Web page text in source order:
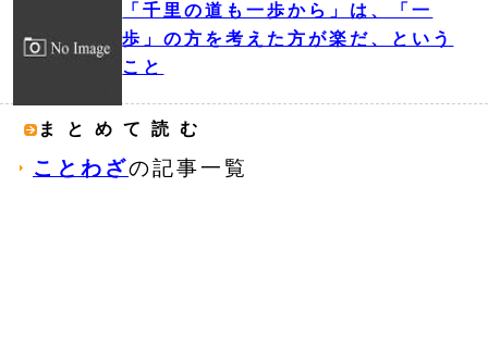
「千里の道も一歩から」は、「一
歩」の方を考えた方が楽だ、という
こと
まとめて読む
ことわざの記事一覧